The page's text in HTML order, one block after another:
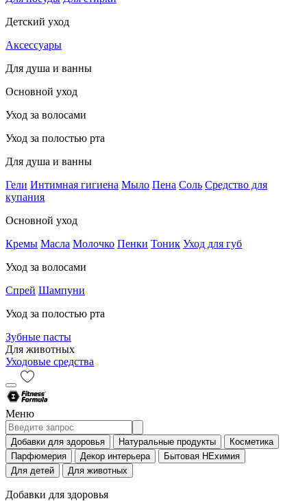
Детский уход
Аксессуары
Для душа и ванны
Основной уход
Уход за волосами
Уход за полостью рта
Для душа и ванны
Гели Интимная гигиена Мыло Пена Соль Средство для
купания
Основной уход
Кремы Масла Молочко Пенки Тоник Уход для губ
Уход за волосами
Спрей Шампуни
Уход за полостью рта
Зубные пасты
Для животных
Уходовые средства
Меню
Добавки для здоровья Натуральные продукты
Косметика
Парфюмерия
Декор интерьера
Бытовая НЕхимия
Для детей
Для животных
Добавки для здоровья